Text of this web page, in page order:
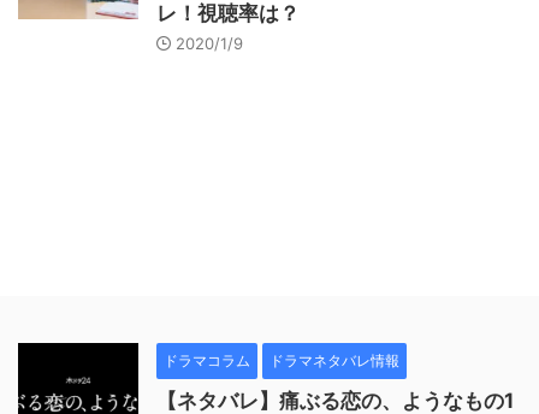
レ！視聴率は？
2020/1/9
ドラマコラム ドラマネタバレ情報
【ネタバレ】痛ぶる恋の、ようなもの1